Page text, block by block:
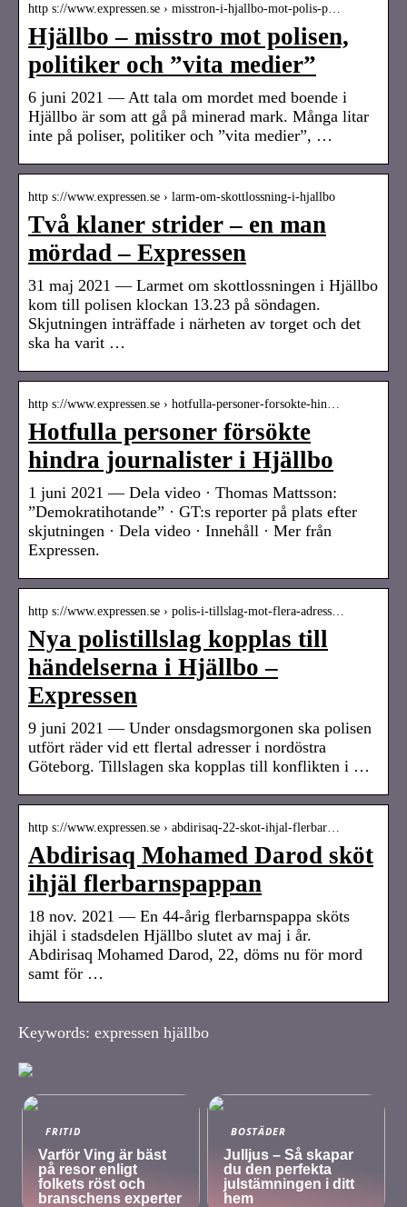
http s://www.expressen.se › misstron-i-hjallbo-mot-polis-p…
Hjällbo – misstro mot polisen,
politiker och ”vita medier”
6 juni 2021 — Att tala om mordet med boende i
Hjällbo är som att gå på minerad mark. Många litar
inte på poliser, politiker och ”vita medier”, …
http s://www.expressen.se › larm-om-skottlossning-i-hjallbo
Två klaner strider – en man
mördad – Expressen
31 maj 2021 — Larmet om skottlossningen i Hjällbo
kom till polisen klockan 13.23 på söndagen.
Skjutningen inträffade i närheten av torget och det
ska ha varit …
http s://www.expressen.se › hotfulla-personer-forsokte-hin…
Hotfulla personer försökte
hindra journalister i Hjällbo
1 juni 2021 — Dela video · Thomas Mattsson:
”Demokratihotande” · GT:s reporter på plats efter
skjutningen · Dela video · Innehåll · Mer från
Expressen.
http s://www.expressen.se › polis-i-tillslag-mot-flera-adress…
Nya polistillslag kopplas till
händelserna i Hjällbo –
Expressen
9 juni 2021 — Under onsdagsmorgonen ska polisen
utfört räder vid ett flertal adresser i nordöstra
Göteborg. Tillslagen ska kopplas till konflikten i …
http s://www.expressen.se › abdirisaq-22-skot-ihjal-flerbar…
Abdirisaq Mohamed Darod sköt
ihjäl flerbarnspappan
18 nov. 2021 — En 44-årig flerbarnspappa sköts
ihjäl i stadsdelen Hjällbo slutet av maj i år.
Abdirisaq Mohamed Darod, 22, döms nu för mord
samt för …
Keywords: expressen hjällbo
FRITID
Varför Ving är bäst
på resor enligt
folkets röst och
branschens experter
BOSTÄDER
Julljus – Så skapar
du den perfekta
julstämningen i ditt
hem